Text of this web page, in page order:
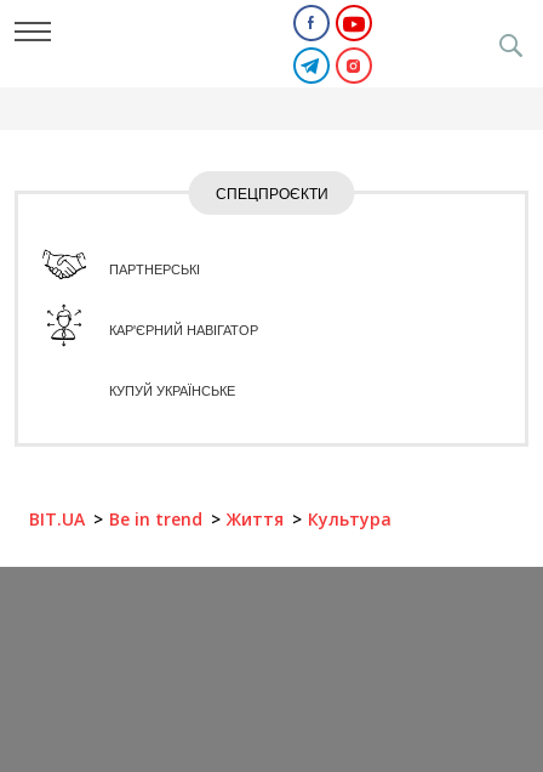
СПЕЦПРОЄКТИ
ПАРТНЕРСЬКІ
КАР'ЄРНИЙ НАВІГАТОР
КУПУЙ УКРАЇНСЬКЕ
BIT.UA Be in trend Життя Культура